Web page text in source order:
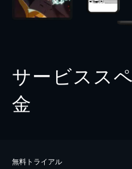
サービスス
金
無料トライアル